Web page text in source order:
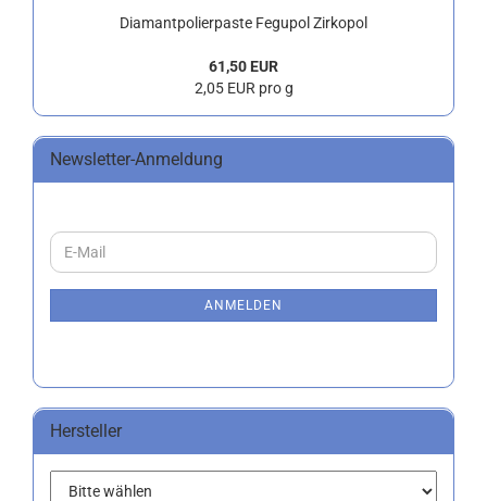
Diamantpolierpaste Fegupol Zirkopol
61,50 EUR
2,05 EUR pro g
Newsletter-Anmeldung
WEITER
ZUR
E-
Mail
ANMELDEN
Hersteller